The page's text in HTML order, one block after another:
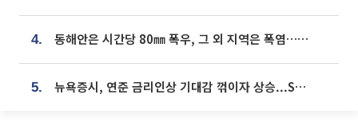
4. 동해안은 시간당 80㎜ 폭우, 그 외 지역은 폭염…‘극과 극 날씨’
5. 뉴욕증시, 연준 금리인상 기대감 꺾이자 상승...S&P500 사상 최고치 [종합]